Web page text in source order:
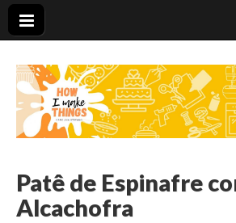
Carolina
Patê de Espinafre
Alcachofra